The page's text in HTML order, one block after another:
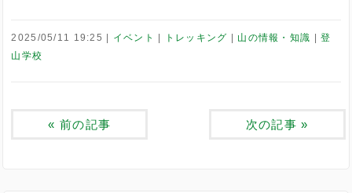
2025/05/11 19:25 イベント トレッキング 山の情報・知識
登
山学校
« 前の記事 次の記事 »